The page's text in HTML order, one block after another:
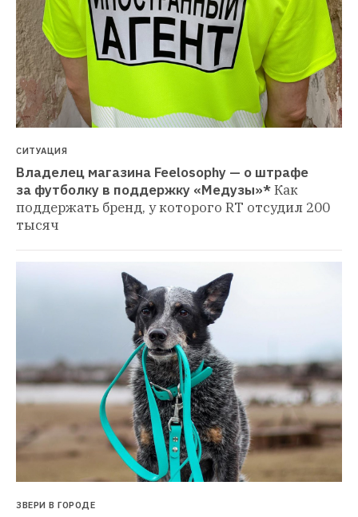
СИТУАЦИЯ
Владелец магазина Feelosophy — о штрафе
за футболку в поддержку «Медузы»*Как
поддержать бренд, у которого RT отсудил 200
тысяч
ЗВЕРИ В ГОРОДЕ